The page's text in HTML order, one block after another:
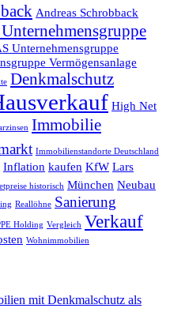
Andreas Schrobback
Unternehmensgruppe
Vermögensanlage
Denkmalschutz
High Net
Immobilie
Immobilienstandorte Deutschland
Inflation kaufen KfW Lars
historisch München Neubau
Reallöhne Sanierung
Holding Vergleich Verkauf
Wohnimmobilien
mit Denkmalschutz als